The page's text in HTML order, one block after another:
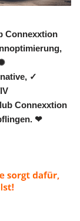
Connexxtion
✓
Connexxtion
❤